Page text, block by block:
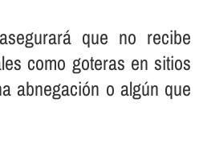
que no recibe
como goteras en sitios
abnegación o algún que